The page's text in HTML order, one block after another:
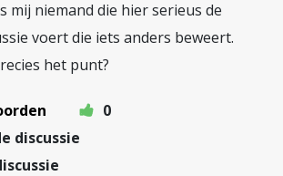
mij niemand die hier serieus de
voert die iets anders beweert.
het punt?
0
discussie